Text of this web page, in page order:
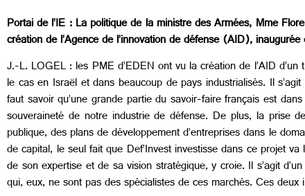
Portai de l’IE : La politique de la ministre des Armées, Mme
création de l’Agence de l’innovation de défense (AID),
J.-L. LOGEL : les PME d’EDEN ont vu la création de l’AID
le cas en Israël et dans beaucoup de pays industrialisés. Il
faut savoir qu’une grande partie du savoir-faire français est
souveraineté de notre industrie de défense. De plus, la prise
publique, des plans de développement d’entreprises dans le
de capital, le seul fait que Def’Invest investisse dans ce projet
de son expertise et de sa vision stratégique, y croie. Il s’agit
qui, eux, ne sont pas des spécialistes de ces marchés. Ces